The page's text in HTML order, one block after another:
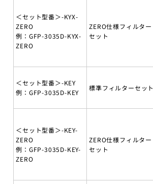
＜セット型番＞-KYX-
ZERO
例：GFP-3035D-KYX-
ZERO
ZERO仕様フィルター
セット
＜セット型番＞-KEY
例：GFP-3035D-KEY
標準フィルターセット
＜セット型番＞-KEY-
ZERO
例：GFP-3035D-KEY-
ZERO
ZERO仕様フィルター
セット